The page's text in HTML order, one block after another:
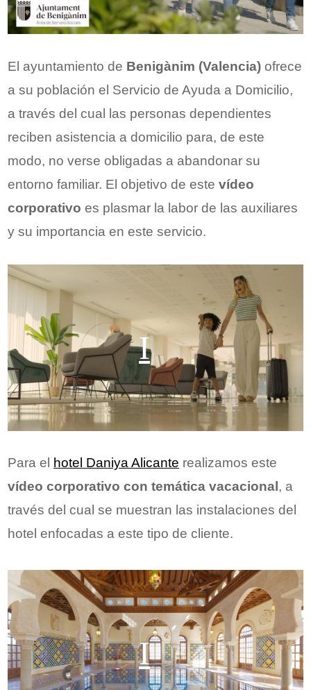
El ayuntamiento de Benigànim (Valencia) ofrece
a su población el Servicio de Ayuda a Domicilio,
a través del cual las personas dependientes
reciben asistencia a domicilio para, de este
modo, no verse obligadas a abandonar su
entorno familiar. El objetivo de estevídeo
corporativo es plasmar la labor de las auxiliares
y su importancia en este servicio.
Para el hotel Daniya Alicante realizamos este
vídeo corporativo con temática vacacional , a
través del cual se muestran las instalaciones del
hotel enfocadas a este tipo de cliente.